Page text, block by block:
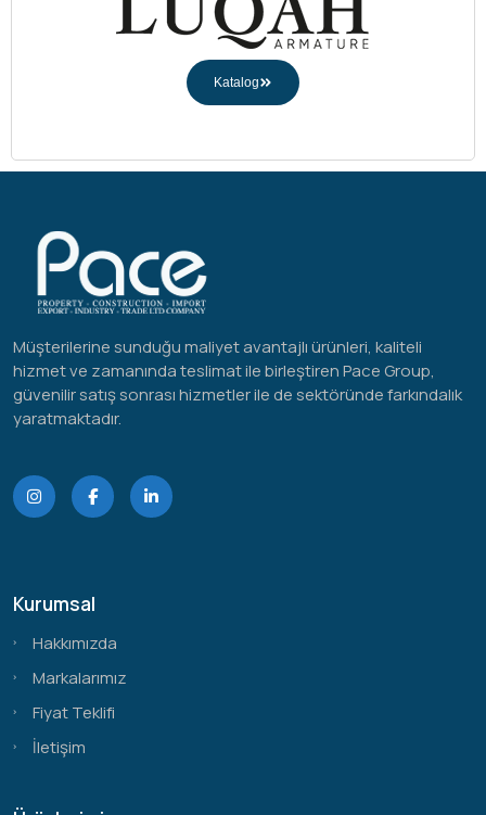
Katalog
Müşterilerine sunduğu maliyet avantajlı ürünleri, kaliteli
hizmet ve zamanında teslimat ile birleştiren Pace Group,
güvenilir satış sonrası hizmetler ile de sektöründe farkındalık
yaratmaktadır.
Kurumsal
Hakkımızda
Markalarımız
Fiyat Teklifi
İletişim